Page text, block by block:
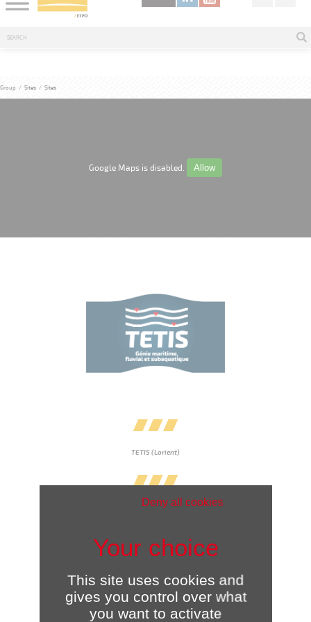
Group / Sites / Sites
Google Maps is disabled. Allow
TETIS (Lorient)
Centre d’Affaires Lorient Mer
This site uses cookies and
gives you control over what
you want to activate
Deny all cookies